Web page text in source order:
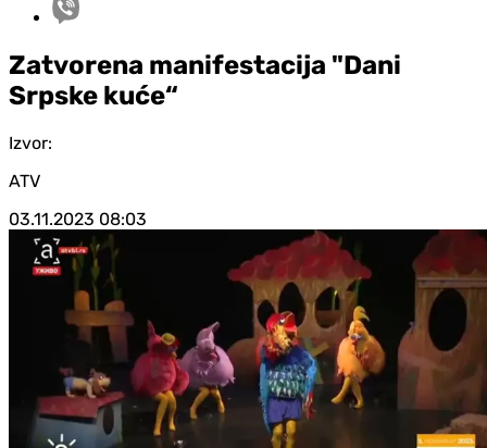
Zatvorena manifestacija "Dani
Srpske kuće“
Izvor:
ATV
03.11.2023 08:03